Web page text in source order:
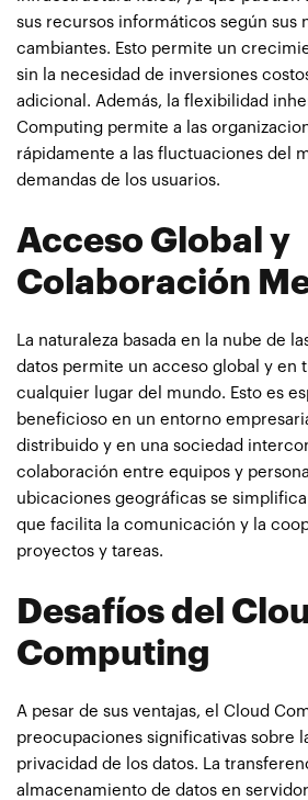
sus recursos informáticos según sus
cambiantes. Esto permite un
sin la necesidad de inversiones
adicional. Además, la flexibilidad
Computing permite a las
rápidamente a las fluctuaciones del
demandas de los usuarios.
Acceso Global y
Colaboración
La naturaleza basada en la nube de
datos permite un acceso global y en
cualquier lugar del mundo. Esto es
beneficioso en un entorno
distribuido y en una sociedad
colaboración entre equipos y
ubicaciones geográficas se
que facilita la comunicación y la
proyectos y tareas.
Desafíos del
Computing
A pesar de sus ventajas, el Cloud
preocupaciones significativas sobre
privacidad de los datos. La
almacenamiento de datos en